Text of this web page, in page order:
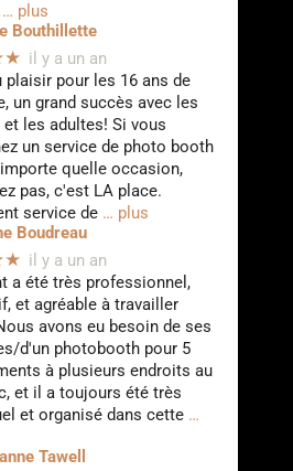
… plus
Bouthillette
il y a un an
plaisir pour les 16 ans de
un grand succès avec les
et les adultes! Si vous
un service de photo booth
quelle occasion,
pas, c'est LA place.
service de … plus
Boudreau
il y a un an
a été très professionnel,
et agréable à travailler
avons eu besoin de ses
d'un photobooth pour 5
à plusieurs endroits au
et il a toujours été très
et organisé dans cette …
Tawell